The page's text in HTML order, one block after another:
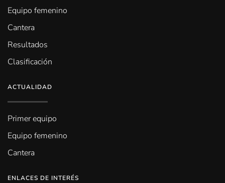
Equipo femenino
Cantera
Resultados
Clasificación
ACTUALIDAD
Primer equipo
Equipo femenino
Cantera
ENLACES DE INTERÉS